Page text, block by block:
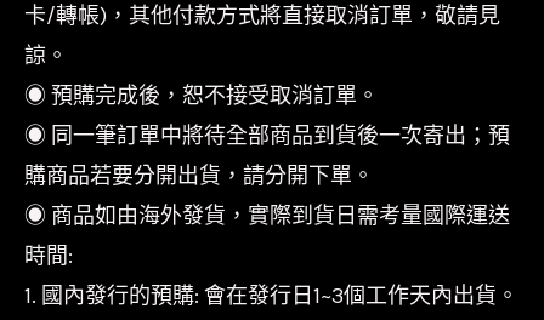
卡/轉帳)，其他付款方式將直接取消訂單，敬請見
諒。
◉ 預購完成後，恕不接受取消訂單。
◉ 同一筆訂單中將待全部商品到貨後一次寄出；預
購商品若要分開出貨，請分開下單。
◉ 商品如由海外發貨，實際到貨日需考量國際運送
時間:
1. 國內發行的預購: 會在發行日1~3個工作天內出貨。